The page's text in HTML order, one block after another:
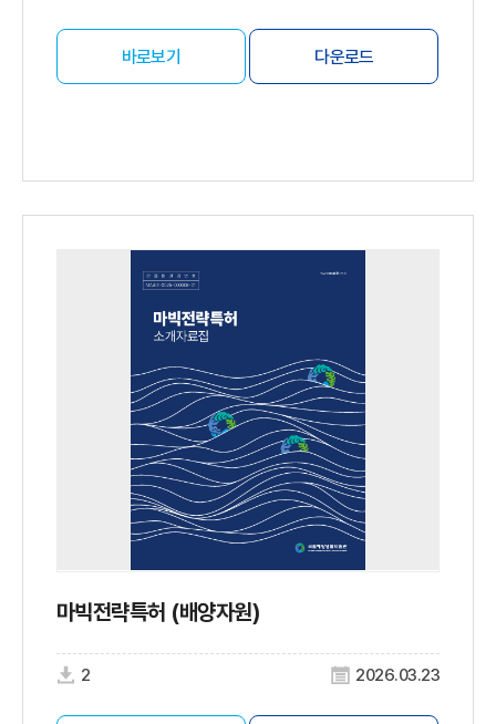
바로보기 다운로드
마빅전략특허 (배양자원)
2 2026.03.23